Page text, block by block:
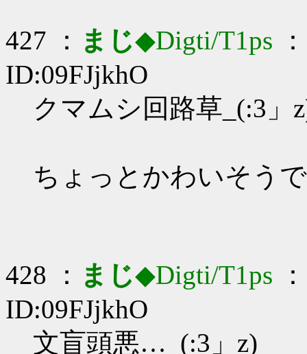
427 ： まじ◆Digti/T1ps
ID:09FJjkhO
クマムシ回路草_(:3」
ちょっとかわいそう
428 ： まじ◆Digti/T1ps
ID:09FJjkhO
文盲頭悪…_(:3」z)_